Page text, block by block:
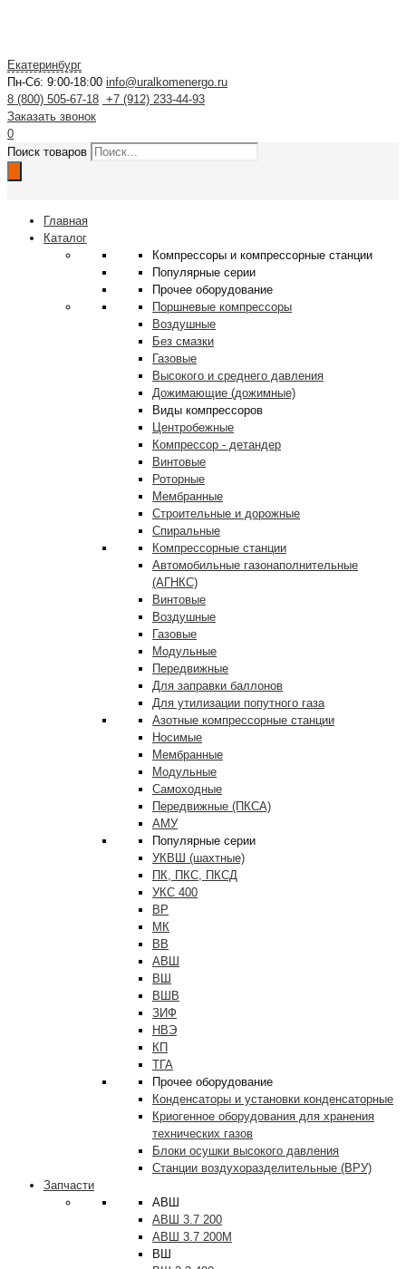
Екатеринбург
Пн-Сб: 9:00-18:00 info@uralkomenergo.ru
8 (800) 505-67-18 +7 (912) 233-44-93
Заказать звонок
0
Поиск товаров
Главная
Каталог
Компрессоры и компрессорные станции
Популярные серии
Прочее оборудование
Поршневые компрессоры
Воздушные
Без смазки
Газовые
Высокого и среднего давления
Дожимающие (дожимные)
Виды компрессоров
Центробежные
Компрессор - детандер
Винтовые
Роторные
Мембранные
Строительные и дорожные
Спиральные
Компрессорные станции
Автомобильные газонаполнительные
(АГНКС)
Винтовые
Воздушные
Газовые
Модульные
Передвижные
Для заправки баллонов
Для утилизации попутного газа
Азотные компрессорные станции
Носимые
Мембранные
Модульные
Самоходные
Передвижные (ПКСА)
АМУ
Популярные серии
УКВШ (шахтные)
ПК, ПКС, ПКСД
УКС 400
ВР
МК
ВВ
АВШ
ВШ
ВШВ
ЗИФ
НВЭ
КП
ТГА
Прочее оборудование
Конденсаторы и установки конденсаторные
Криогенное оборудования для хранения
технических газов
Блоки осушки высокого давления
Станции воздухоразделительные (ВРУ)
Запчасти
АВШ
АВШ 3.7 200
АВШ 3.7 200М
ВШ